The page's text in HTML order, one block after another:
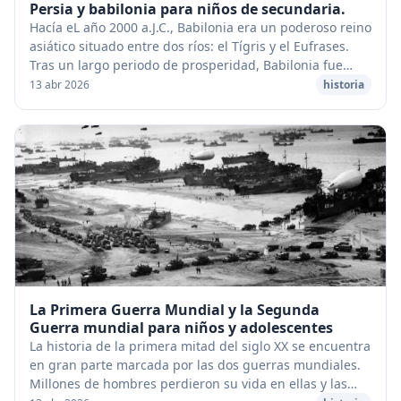
Persia y babilonia para niños de secundaria.
Hacía eL año 2000 a.J.C., Babilonia era un poderoso reino
asiático situado entre dos ríos: el Tígris y el Eufrases.
Tras un largo periodo de prosperidad, Babilonia fue
conquistada por Ciro, rey de los...
13 abr 2026 historia
La Primera Guerra Mundial y la Segunda
Guerra mundial para niños y adolescentes
La historia de la primera mitad del siglo XX se encuentra
en gran parte marcada por las dos guerras mundiales.
Millones de hombres perdieron su vida en ellas y las